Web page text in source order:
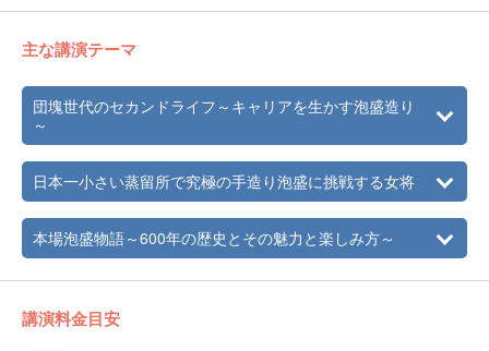
主な講演テーマ
団塊世代のセカンドライフ～キャリアを生かす泡盛造り
～
日本一小さい蒸留所で究極の手造り泡盛に挑戦する女将
本場泡盛物語～600年の歴史とその魅力と楽しみ方～
講演料金目安